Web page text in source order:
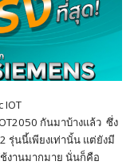
IOT
กันมาบ้างแล้ว ซึ่ง
รุ่นนี้เพียงเท่านั้น แต่ยังมี
งานมากมาย นั่นก็คือ